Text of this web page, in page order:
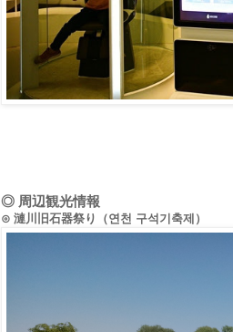
◎ 周辺観光情報
⊙ 漣川旧石器祭り（연천 구석기축제）